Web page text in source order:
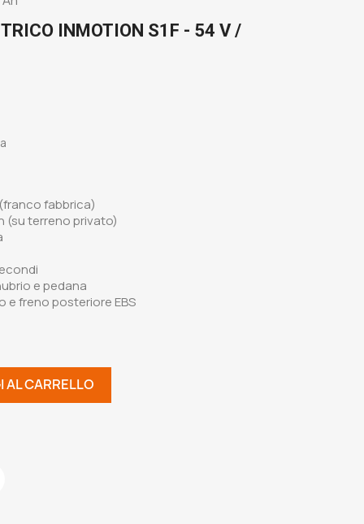
INMOTION S1F - 54 V /
fabbrica)
(su terreno privato)
e pedana
e freno posteriore EBS
AL CARRELLO